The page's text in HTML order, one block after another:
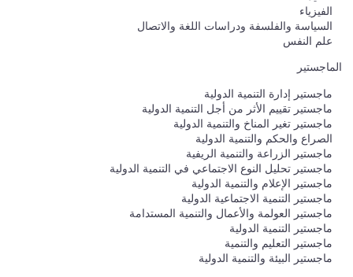
الفيزياء
السياسة والفلسفة ودراسات اللغة والاتصال
علم النفس
الماجستير
ماجستير إدارة التنمية الدولية
ماجستير تقييم الأثر من أجل التنمية الدولية
ماجستير تغير المناخ والتنمية الدولية
الصراع والحكم والتنمية الدولية
ماجستير الزراعة والتنمية الريفية
ماجستير تحليل النوع الاجتماعي في التنمية الدولية
ماجستير الإعلام والتنمية الدولية
ماجستير التنمية الاجتماعية الدولية
ماجستير العولمة والأعمال والتنمية المستدامة
ماجستير التنمية الدولية
ماجستير التعليم والتنمية
ماجستير البيئة والتنمية الدولية